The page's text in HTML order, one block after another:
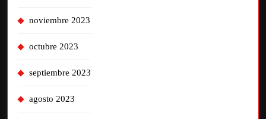
noviembre 2023
octubre 2023
septiembre 2023
agosto 2023